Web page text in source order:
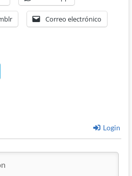
Correo electrónico
Login